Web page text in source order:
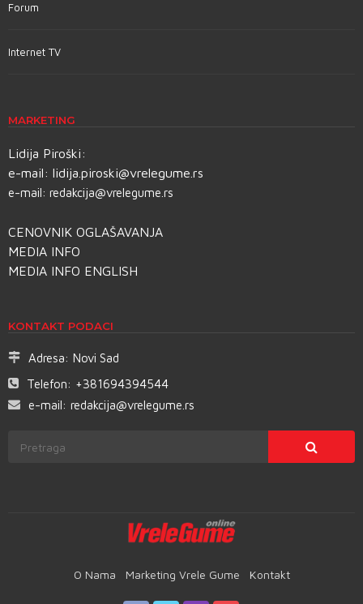
Forum
Internet TV
MARKETING
Lidija Piroški:
e-mail: lidija.piroski@vrelegume.rs
e-mail: redakcija@vrelegume.rs
CENOVNIK OGLAŠAVANJA
MEDIA INFO
MEDIA INFO ENGLISH
KONTAKT PODACI
Adresa: Novi Sad
Telefon: +381694394544
e-mail: redakcija@vrelegume.rs
O Nama Marketing Vrele Gume Kontakt